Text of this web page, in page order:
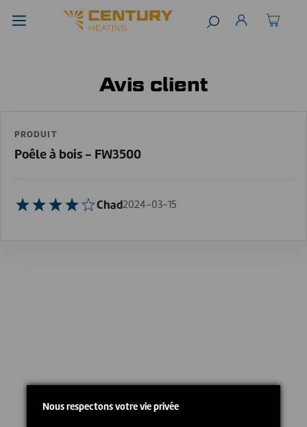
Avis client
PRODUIT
Poêle à bois - FW3500
Chad2024-03-15
Nous respectons votre vie privée